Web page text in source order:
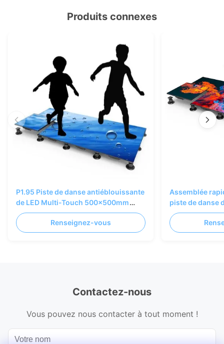
Produits connexes
P1.95 Piste de danse antiéblouissante
de LED Multi-Touch 500x500mm
pour l'entreprise de musée
Renseignez-vous
Assemblée
piste de danse
500x500mm
d'événements
Contactez-nous
Vous pouvez nous contacter à tout moment !